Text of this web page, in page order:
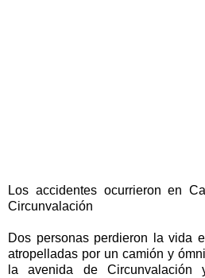
Los accidentes ocurrieron en
Circunvalación
Dos personas perdieron la vida
atropelladas por un camión y
la avenida de Circunvalación